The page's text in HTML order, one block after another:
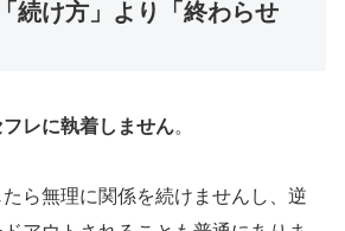
続け方」より「終わらせ
レに執着しません。
ら無理に関係を続けませんし、逆